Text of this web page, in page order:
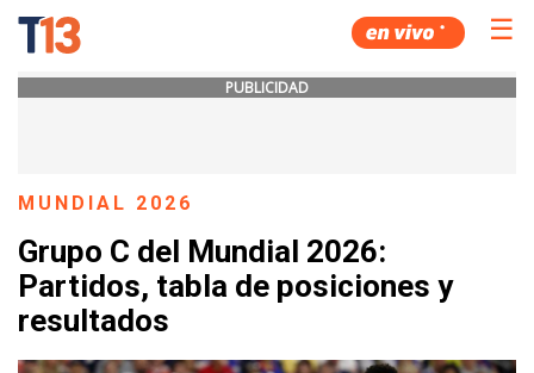
☰
PUBLICIDAD
MUNDIAL 2026
Grupo C del Mundial 2026:
Partidos, tabla de posiciones y
resultados